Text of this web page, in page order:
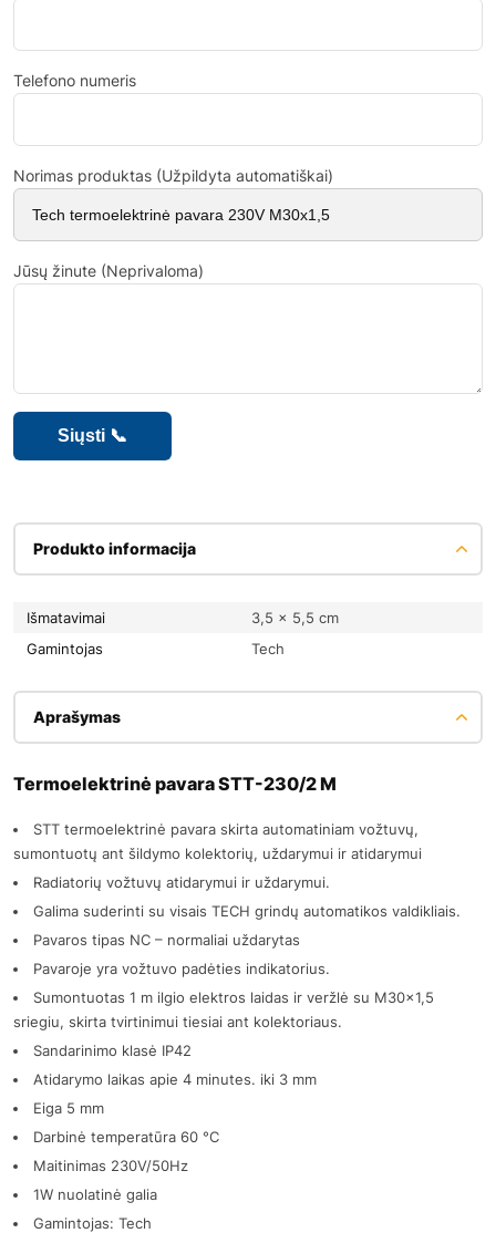
Telefono numeris
Norimas produktas (Užpildyta automatiškai)
Jūsų žinute (Neprivaloma)
Produkto informacija
Išmatavimai
3,5 × 5,5 cm
Gamintojas
Tech
Aprašymas
Termoelektrinė pavara STT-230/2 M
STT termoelektrinė pavara skirta automatiniam vožtuvų,
sumontuotų ant šildymo kolektorių, uždarymui ir atidarymui
Radiatorių vožtuvų atidarymui ir uždarymui.
Galima suderinti su visais TECH grindų automatikos valdikliais.
Pavaros tipas NC – normaliai uždarytas
Pavaroje yra vožtuvo padėties indikatorius.
Sumontuotas 1 m ilgio elektros laidas ir veržlė su M30x1,5
sriegiu, skirta tvirtinimui tiesiai ant kolektoriaus.
Sandarinimo klasė IP42
Atidarymo laikas apie 4 minutes. iki 3 mm
Eiga 5 mm
Darbinė temperatūra 60 °C
Maitinimas 230V/50Hz
1W nuolatinė galia
Gamintojas: Tech